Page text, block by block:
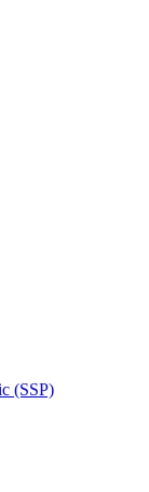
(SSP)